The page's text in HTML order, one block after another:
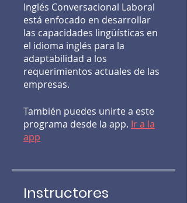
Inglés Conversacional Laboral
está enfocado en desarrollar
las capacidades lingüísticas en
el idioma inglés para la
adaptabilidad a los
requerimientos actuales de las
empresas.
También puedes unirte a este
programa desde la app. Ir a la
app
Instructores